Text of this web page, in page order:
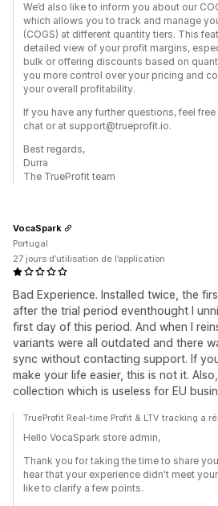
We’d also like to inform you about our
which allows you to track and manage
(COGS) at different quantity tiers. This
detailed view of your profit margins,
bulk or offering discounts based on
you more control over your pricing and
your overall profitability.
If you have any further questions, feel
chat or at support@trueprofit.io.
Best regards,
Durra
The TrueProfit team
Bad Experience. Installed twice, the
after the trial period eventhought I
first day of this period. And when I
variants were all outdated and there
sync without contacting support. If
make your life easier, this is not it.
collection which is useless for EU
VocaSpark
Portugal
27 jours d’utilisation de l’application
TrueProfit Real-time Profit & LTV tracking a
Hello VocaSpark store admin,
Thank you for taking the time to share
hear that your experience didn't meet
like to clarify a few points.